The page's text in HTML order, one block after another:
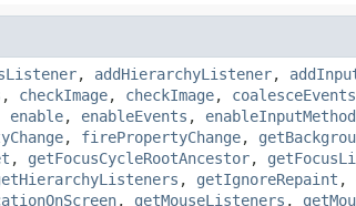
, addHierarchyListener,
, checkImage, checkImage, coalesceEvents
enable, enableEvents ,
, firePropertyChange,
, getFocusCycleRootAncestor,
, getIgnoreRepaint ,
, getMouseListeners ,